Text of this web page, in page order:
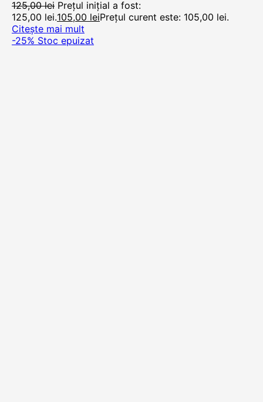
125,00lei Prețul inițial a fost:
125,00 lei.105,00 leiPrețul curent este: 105,00 lei.
Citește mai mult
-25% Stoc epuizat